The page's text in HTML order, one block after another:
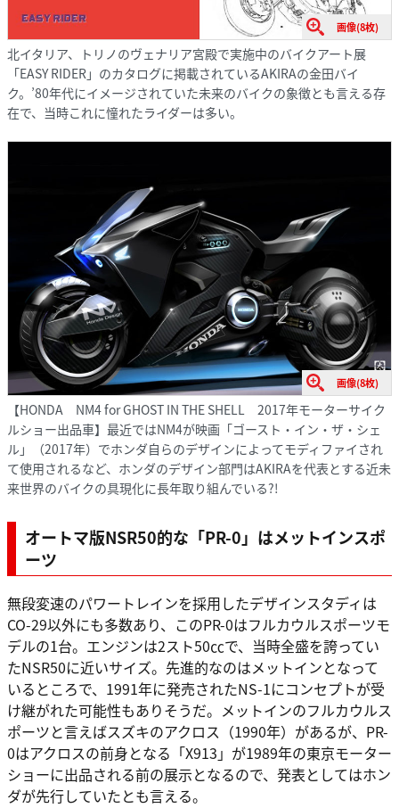
画像(8枚)
北イタリア、トリノのヴェナリア宮殿で実施中のバイクアート展
「EASY RIDER」のカタログに掲載されているAKIRAの金田バイ
ク。’80年代にイメージされていた未来のバイクの象徴とも言える存
在で、当時これに憧れたライダーは多い。
画像(8枚)
【HONDA NM4 for GHOST IN THE SHELL 2017年モーターサイク
ルショー出品車】最近ではNM4が映画「ゴースト・イン・ザ・シェ
ル」（2017年）でホンダ自らのデザインによってモディファイされ
て使用されるなど、ホンダのデザイン部門はAKIRAを代表とする近未
来世界のバイクの具現化に長年取り組んでいる?!
オートマ版NSR50的な「PR-0」はメットインスポ
ーツ
無段変速のパワートレインを採用したデザインスタディは
CO-29以外にも多数あり、このPR-0はフルカウルスポーツモ
デルの1台。エンジンは2スト50㏄で、当時全盛を誇ってい
たNSR50に近いサイズ。先進的なのはメットインとなって
いるところで、1991年に発売されたNS-1にコンセプトが受
け継がれた可能性もありそうだ。メットインのフルカウルス
ポーツと言えばスズキのアクロス（1990年）があるが、PR-
0はアクロスの前身となる「X913」が1989年の東京モーター
ショーに出品される前の展示となるので、発表としてはホン
ダが先行していたとも言える。